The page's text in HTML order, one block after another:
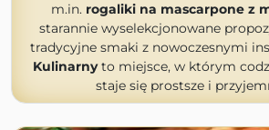
m.in. rogaliki na mascarpone z
starannie wyselekcjonowane
tradycyjne smaki z nowoczesnymi
Kulinarnyto miejsce, w którym
staje się prostsze i